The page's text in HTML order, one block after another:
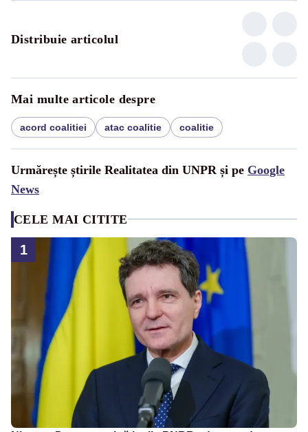
Distribuie articolul
Mai multe articole despre
acord coalitiei atac coalitie coalitie
Urmărește știrile Realitatea din UNPR și pe Google
News
CELE MAI CITITE
1